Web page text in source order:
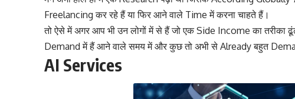
Freelancing कर रहे हैं या फिर आने वाले Time में करना चाहते हैं।
तो ऐसे में अगर आप भी उन लोगों में से हैं जो एक Side Income का तरीका
Demand में हैं आने वाले समय में और कुछ तो अभी से Already बहुत
AI Services